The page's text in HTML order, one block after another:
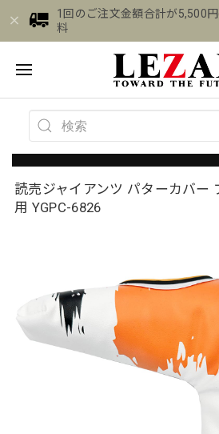
1回のご注文金額合計が5,500
料
読売ジャイアンツ パターカバー
用 YGPC-6826